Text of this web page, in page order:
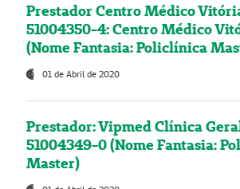
Prestador Centro Médico
51004350-4: Centro Médico
(Nome Fantasia: Policlínica
01 de Abril de 2020
Prestador: Vipmed Clínica
51004349-0 (Nome Fantasia:
Master)